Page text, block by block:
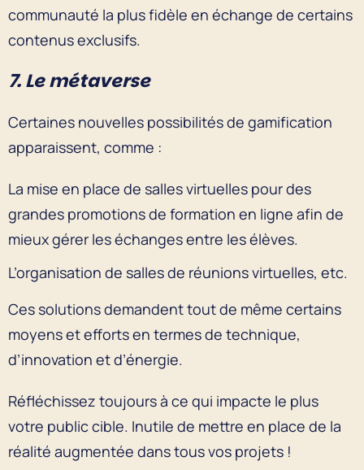
communauté la plus fidèle en échange de certains
contenus exclusifs.
7. Le métaverse
Certaines nouvelles possibilités de gamification
apparaissent, comme :
La mise en place de salles virtuelles pour des
grandes promotions de formation en ligne afin de
mieux gérer les échanges entre les élèves.
L’organisation de salles de réunions virtuelles, etc.
Ces solutions demandent tout de même certains
moyens et efforts en termes de technique,
d’innovation et d’énergie.
Réfléchissez toujours à ce qui impacte le plus
votre public cible. Inutile de mettre en place de la
réalité augmentée dans tous vos projets !